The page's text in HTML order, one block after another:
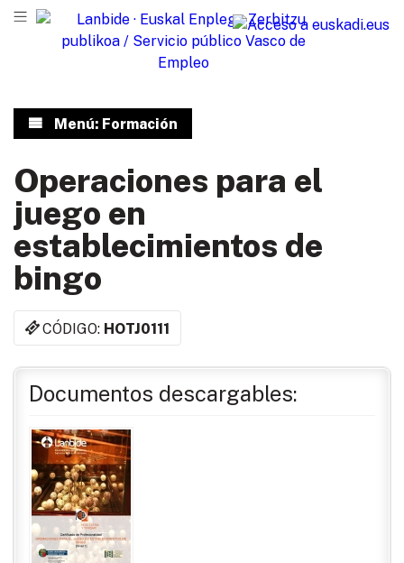
Menú: Formación
Operaciones para el
juego en
establecimientos de
bingo
CÓDIGO: HOTJ0111
Documentos descargables: